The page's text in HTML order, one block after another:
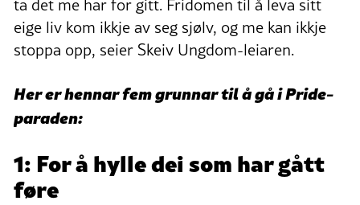
ta det me har for gitt. Fridomen til å leva sitt
eige liv kom ikkje av seg sjølv, og me kan ikkje
stoppa opp, seier Skeiv Ungdom-leiaren.
Her er hennar fem grunnar til å gå i Pride-
paraden:
1: For å hylle dei som har gått
føre